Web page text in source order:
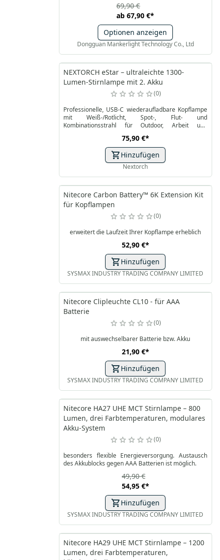
ab 67,90 €*
69,90 €
Optionen anzeigen
Dongguan Mankerlight Technology Co., Ltd
NEXTORCH eStar – ultraleichte 1300-
Lumen-Stirnlampe mit 2. Akku
0
Professionelle, USB-C wiederaufladbare Kopflampe
mit Weiß-/Rotlicht, Spot-, Flut- und
Kombinationsstrahl für Outdoor, Arbeit und
75,90 €*
Hinzufügen
Nextorch
Nitecore Carbon Battery™ 6K Extension Kit
für Kopflampen
0
erweitert die Laufzeit Ihrer Kopflampe erheblich
52,90 €*
Hinzufügen
SYSMAX INDUSTRY TRADING COMPANY LIMITED
Nitecore Clipleuchte CL10 - für AAA
Batterie
0
mit auswechselbarer Batterie bzw. Akku
21,90 €*
Hinzufügen
SYSMAX INDUSTRY TRADING COMPANY LIMITED
Nitecore HA27 UHE MCT Stirnlampe – 800
Lumen, drei Farbtemperaturen, modulares
Akku-System
0
besonders flexible Energieversorgung. Austausch
des Akkublocks gegen AAA Batterien ist möglich.
54,95 €*
49,90 €
Hinzufügen
SYSMAX INDUSTRY TRADING COMPANY LIMITED
Nitecore HA29 UHE MCT Stirnlampe – 1200
Lumen, drei Farbtemperaturen,